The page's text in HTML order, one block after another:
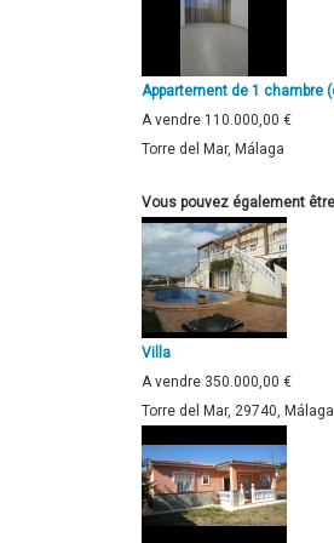
Appartement de 1 chambre
A vendre 110.000,00 €
Torre del Mar, Málaga
Vous pouvez également
Villa
A vendre 350.000,00 €
Torre del Mar, 29740, Málaga